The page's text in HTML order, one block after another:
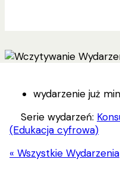
wydarzenie już
Serie wydarzeń:
(Edukacja cyfrowa)
« Wszystkie Wydarzenia